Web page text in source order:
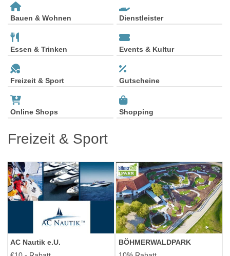
Bauen & Wohnen Dienstleister
Essen & Trinken Events & Kultur
Freizeit & Sport Gutscheine
Online Shops Shopping
Freizeit & Sport
AC Nautik e.U.
BÖHMERWALDPARK